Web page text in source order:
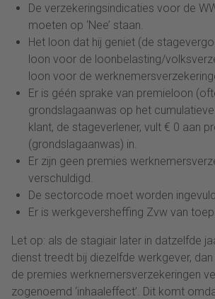
De verzekeringsindicaties voor de
moeten op ‘Nee’ staan.
Het loon dat hij geniet (de
loon voor de loonbelasting/
loon voor de
Er is géén sprake van premieloon
grondslagaanwas op het
klant, de stageverlener, vult € 0 aan
(grondslagaanwas) in.
Er zijn geen premies
verschuldigd.
De sectorcode moet worden ingevuld.
Er is werkgeversheffing Zvw van
Let op: als de stagiair later in datzelfde
dienst treedt bij diezelfde werkgever,
de premies werknemersverzekeringen
zogenoemd ‘inhaaleffect’. Dit komt